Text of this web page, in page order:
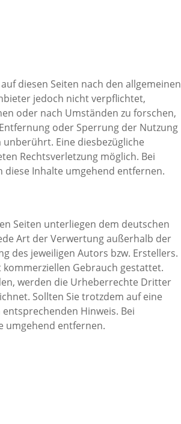
diesen Seiten nach den allgemeinen
jedoch nicht verpflichtet,
oder nach Umständen zu forschen,
oder Sperrung der Nutzung
Eine diesbezügliche
Rechtsverletzung möglich. Bei
diese Inhalte umgehend entfernen.
Seiten unterliegen dem deutschen
Art der Verwertung außerhalb der
des jeweiligen Autors bzw. Erstellers.
Gebrauch gestattet.
werden die Urheberrechte Dritter
Sollten Sie trotzdem auf eine
Hinweis. Bei
umgehend entfernen.